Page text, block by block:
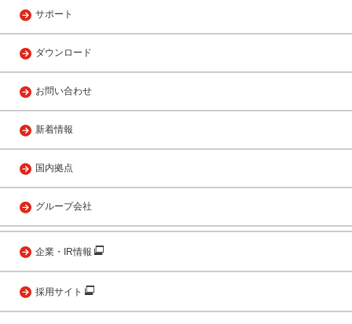
サポート
ダウンロード
お問い合わせ
新着情報
国内拠点
グループ会社
企業・IR情報
採用サイト